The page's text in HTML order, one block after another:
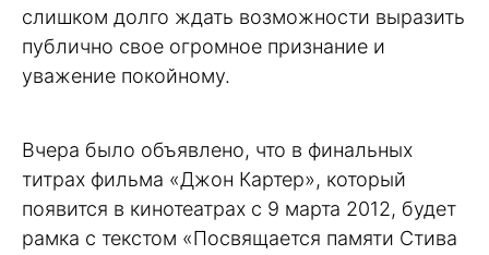
слишком долго ждать возможности выразить
публично свое огромное признание и
уважение покойному.
Вчера было объявлено, что в финальных
титрах фильма «Джон Картер», который
появится в кинотеатрах с 9 марта 2012, будет
рамка с текстом «Посвящается памяти Стива